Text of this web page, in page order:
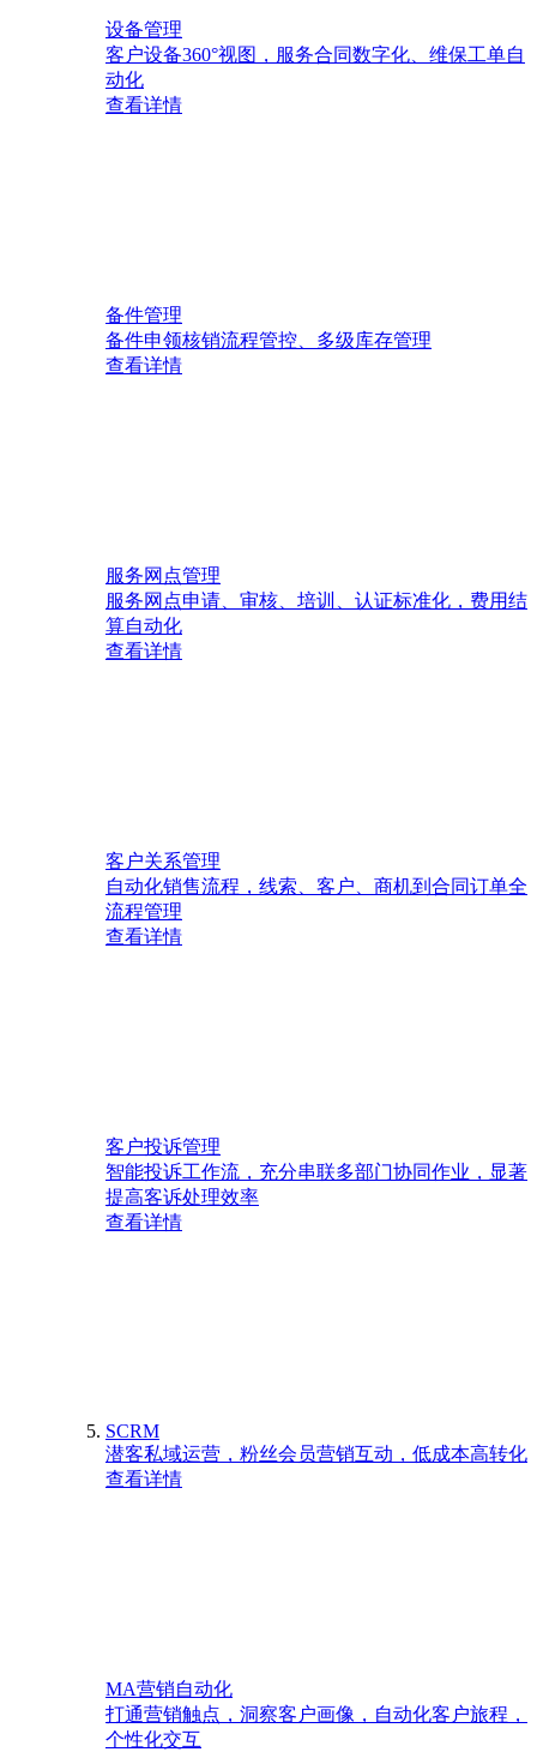
设备管理
客户设备360°视图，服务合同数字化、维保工单自
动化
查看详情
备件管理
备件申领核销流程管控、多级库存管理
查看详情
服务网点管理
服务网点申请、审核、培训、认证标准化，费用结
算自动化
查看详情
客户关系管理
自动化销售流程，线索、客户、商机到合同订单全
流程管理
查看详情
客户投诉管理
智能投诉工作流，充分串联多部门协同作业，显著
提高客诉处理效率
查看详情
SCRM
潜客私域运营，粉丝会员营销互动，低成本高转化
查看详情
MA营销自动化
打通营销触点，洞察客户画像，自动化客户旅程，
个性化交互